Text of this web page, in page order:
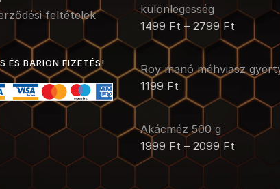
feltételek
ÉS BARION FIZETÉS!
különlegesség
1499 Ft – 2799 Ft
Roy manó méhviasz
1199 Ft
Akácméz 500 g
1999 Ft – 2099 Ft